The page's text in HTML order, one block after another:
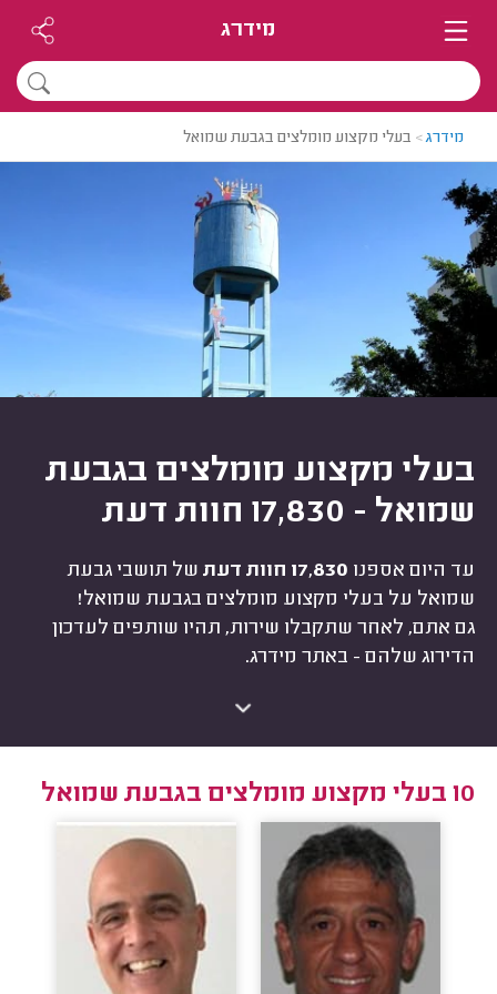
מידרג
מידרג> בעלי מקצוע מומלצים בגבעת שמואל
בעלי מקצוע מומלצים בגבעת
שמואל - 17,830 חוות דעת
עד היום אספנו 17,830 חוות דעת
של תושבי גבעת
שמואל על בעלי מקצוע מומלצים בגבעת שמואל!
גם אתם, לאחר שתקבלו שירות, תהיו שותפים לעדכון
הדירוג שלהם - באתר מידרג.
10 בעלי מקצוע מומלצים בגבעת שמואל